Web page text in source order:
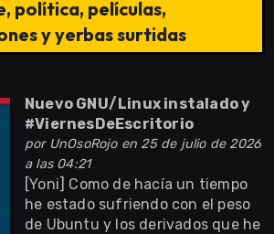
política, películas,
y yerbas surtidas
Nuevo GNU/Linux instalado y
#ViernesDeEscritorio
por UnOsoRojoen 25 de julio de 2026
a las 04:21
[Yoni] Como de hacía un tiempo
he estado sufriendo con el peso
de Ubuntu y los derivados que he